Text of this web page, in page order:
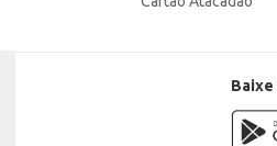
Baixe